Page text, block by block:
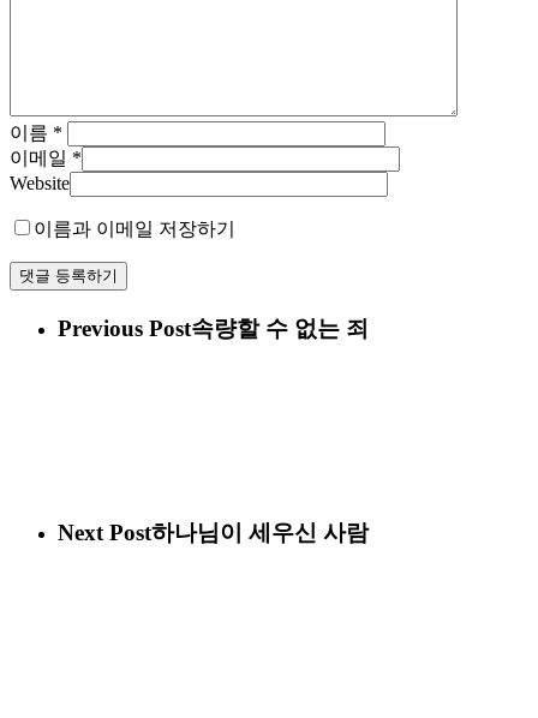
이름 *
이메일 *
Website
이름과 이메일 저장하기
Previous Post속량할 수 없는 죄
Next Post하나님이 세우신 사람